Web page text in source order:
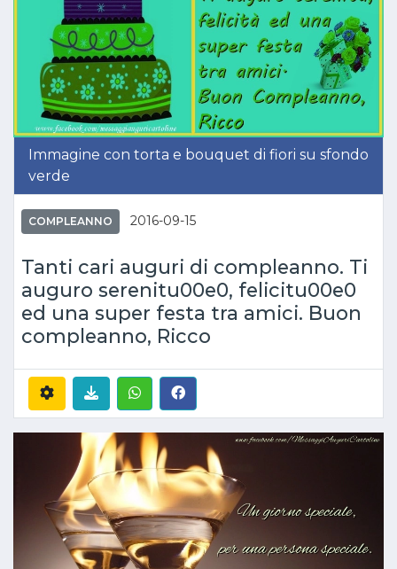
Immagine con torta e bouquet di fiori su sfondo
verde
COMPLEANNO 2016-09-15
Tanti cari auguri di compleanno. Ti
auguro serenitu00e0, felicitu00e0
ed una super festa tra amici. Buon
compleanno, Ricco